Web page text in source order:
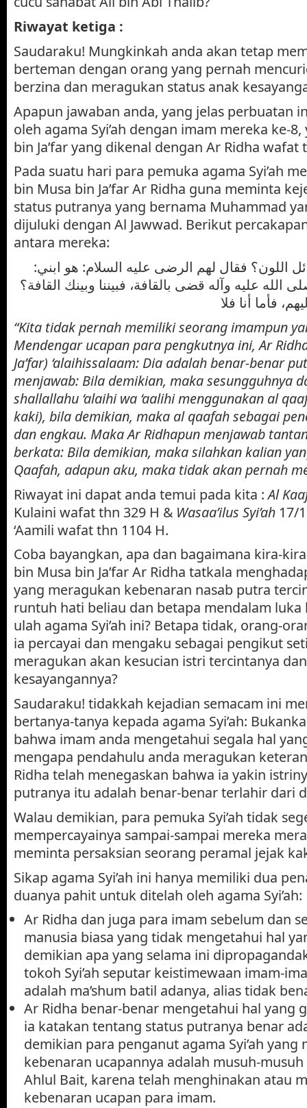
Riwayat ketiga :
Saudaraku! Mungkinkah anda akan tetap
berteman dengan orang yang pernah
berzina dan meragukan status anak
Apapun jawaban anda, yang jelas perbuatan
oleh agama Syi’ah dengan imam mereka ke-
bin Ja’far yang dikenal dengan Ar Ridha wafat
Pada suatu hari para pemuka agama Syi’ah
bin Musa bin Ja’far Ar Ridha guna meminta
status putranya yang bernama Muhammad
dijuluki dengan Al Jawwad. Berikut
antara mereka:
اللون؟ فقال لهم الرضى عليه السلام: هو ابني:
الله عليه وآله قضى بالقافة، فبيننا وبينك القافة؟
“Kita tidak pernah memiliki seorang imampun
Mendengar ucapan para pengkutnya ini, Ar
Ja’far) ‘alaihissalaam: Dia adalah benar-benar
menjawab: Bila demikian, maka sesungguhnya
shallallahu ‘alaihi wa ‘aalihi menggunakan al
kaki), bila demikian, maka al qaafah sebagai
dan engkau. Maka Ar Ridhapun menjawab
berkata: Bila demikian, maka silahkan kalian
Qaafah, adapun aku, maka tidak akan pernah
Riwayat ini dapat anda temui pada kita :Al
Kulaini wafat thn 329 H & Wasaa’ilus Syi’ah 17/
‘Aamili wafat thn 1104 H.
Coba bayangkan, apa dan bagaimana kira-
bin Musa bin Ja’far Ar Ridha tatkala
yang meragukan kebenaran nasab putra
runtuh hati beliau dan betapa mendalam
ulah agama Syi’ah ini? Betapa tidak, orang-
ia percayai dan mengaku sebagai pengikut
meragukan akan kesucian istri tercintanya
kesayangannya?
Saudaraku! tidakkah kejadian semacam ini
bertanya-tanya kepada agama Syi’ah:
bahwa imam anda mengetahui segala hal
mengapa pendahulu anda meragukan
Ridha telah menegaskan bahwa ia yakin
putranya itu adalah benar-benar terlahir dari
Walau demikian, para pemuka Syi’ah tidak
mempercayainya sampai-sampai mereka
meminta persaksian seorang peramal jejak
Sikap agama Syi’ah ini hanya memiliki dua
duanya pahit untuk ditelah oleh agama Syi’ah:
Ar Ridha dan juga para imam sebelum dan
manusia biasa yang tidak mengetahui hal
demikian apa yang selama ini
tokoh Syi’ah seputar keistimewaan imam-
adalah ma’shum batil adanya, alias tidak
Ar Ridha benar-benar mengetahui hal yang
ia katakan tentang status putranya benar
demikian para penganut agama Syi’ah yang
kebenaran ucapannya adalah musuh-
Ahlul Bait, karena telah menghinakan atau
kebenaran ucapan para imam.